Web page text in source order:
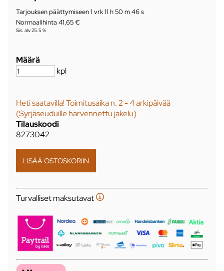
Tarjouksen päättymiseen1 vrk 11 h 50 m 46 s
Normaalihinta 41,65 €
Sis. alv 25.5 %
Määrä
kpl
Heti saatavilla! Toimitusaika n. 2 - 4 arkipäivää
(Syrjäseuduille harvennettu jakelu)
Tilauskoodi
8273042
Turvalliset maksutavat